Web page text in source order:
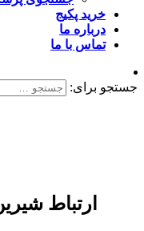
خرید پکیج
درباره ما
تماس با ما
جستجو برای:
ارتباط